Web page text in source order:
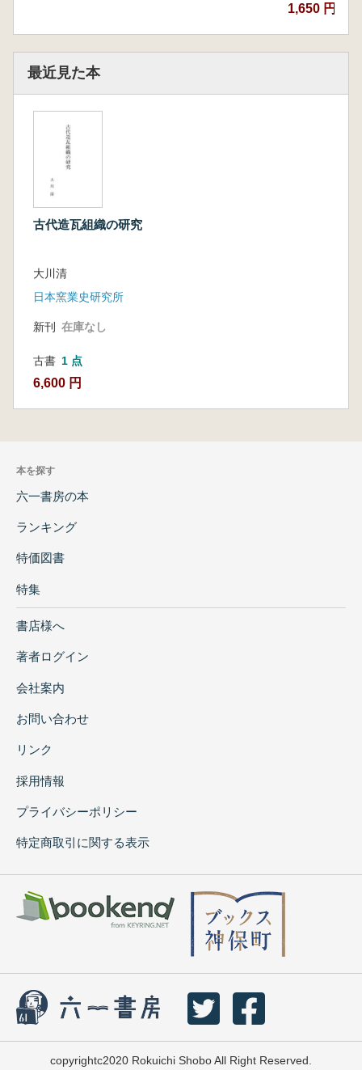
1,650 円
最近見た本
古代造瓦組織の研究
大川清
日本窯業史研究所
新刊 在庫なし
古書 1 点
6,600 円
本を探す
六一書房の本
ランキング
特価図書
特集
書店様へ
著者ログイン
会社案内
お問い合わせ
リンク
採用情報
プライバシーポリシー
特定商取引に関する表示
copyrightc2020 Rokuichi Shobo All Right Reserved.